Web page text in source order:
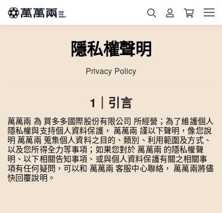
隱私權聲明
Privacy Policy
1｜引言
萬萬兩 為 買多多國際股份有限公司 所經營；為了維護個人
隱私權與支持個人資料保護， 萬萬兩 謹以下聲明，像您說
明 萬萬兩 蒐集個人資料之目的、類別、利用範圍及方式、
以及您所得全力等事項；如果您對於 萬萬兩 的隱私權聲
明、以下相關告知事項、或與個人資料保護有關之相關事
項有任何疑問，可以和 萬萬兩 客服中心聯絡， 萬萬兩將儘
快回覆說明。